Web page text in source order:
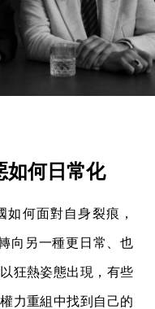
如何日常化
如何面對自身裂痕，
向另一種更日常、也
狂熱姿態出現，有些
力重組中找到自己的